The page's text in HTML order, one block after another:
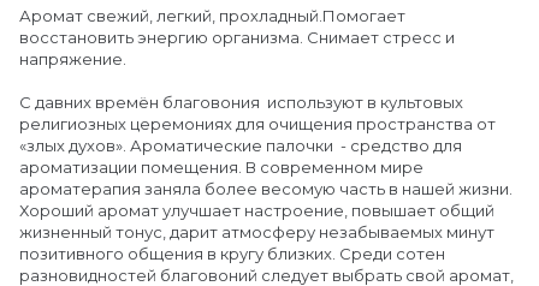
Аромат свежий, легкий, прохладный.Помогает
восстановить энергию организма. Снимает стресс и
напряжение.
С давних времён благовония используют в культовых
религиозных церемониях для очищения пространства от
«злых духов». Ароматические палочки - средство для
ароматизации помещения. В современном мире
ароматерапия заняла более весомую часть в нашей жизни.
Хороший аромат улучшает настроение, повышает общий
жизненный тонус, дарит атмосферу незабываемых минут
позитивного общения в кругу близких. Среди сотен
разновидностей благовоний следует выбрать свой аромат,